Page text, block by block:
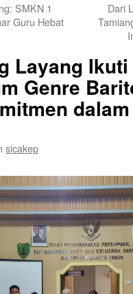
SMKN 1
Guru Hebat
Dari
Layang
Genre
sicakep